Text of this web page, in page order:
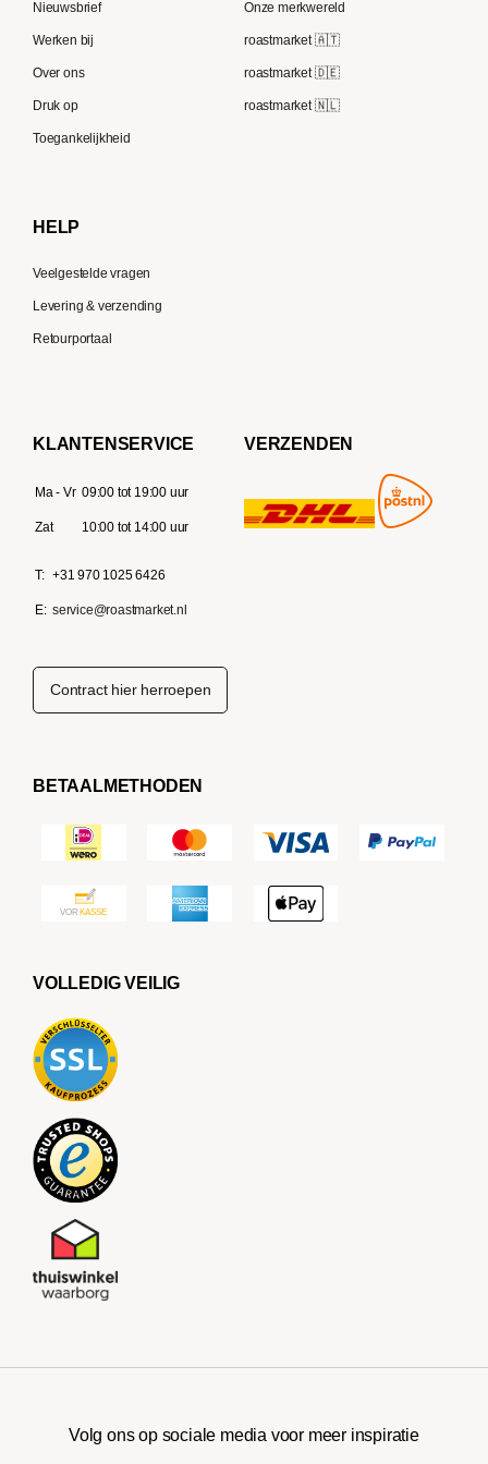
Berliner Kaffeerösterei
Speicherstadt Kaffee
Supremo
Moccamaster
Nieuwsbrief
Werken bij
Over ons
Druk op
Toegankelijkheid
Onze merkwereld
roastmarket 🇦🇹
roastmarket 🇩🇪
roastmarket 🇳🇱
HELP
Veelgestelde vragen
Levering & verzending
Retourportaal
KLANTENSERVICE
Ma - Vr 09:00 tot 19:00 uur
Zat 10:00 tot 14:00 uur
T: +31 970 1025 6426
E: service@roastmarket.nl
VERZENDEN
Contract hier herroepen
BETAALMETHODEN
VOLLEDIG VEILIG
Volg ons op sociale media voor meer inspiratie